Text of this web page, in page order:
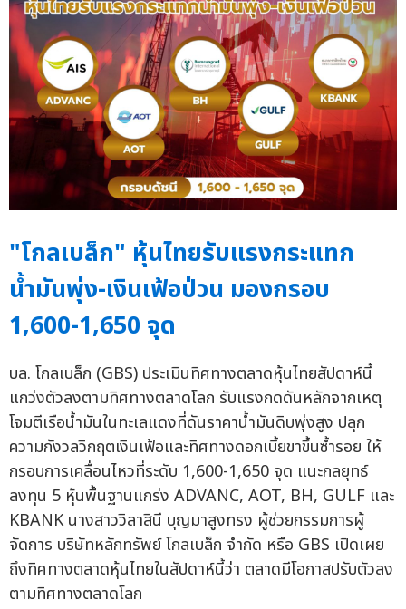
"โกลเบล็ก" หุ้นไทยรับแรงกระแทก
น้ำมันพุ่ง-เงินเฟ้อป่วน มองกรอบ
1,600-1,650 จุด
บล. โกลเบล็ก (GBS) ประเมินทิศทางตลาดหุ้นไทยสัปดาห์นี้
แกว่งตัวลงตามทิศทางตลาดโลก รับแรงกดดันหลักจากเหตุ
โจมตีเรือน้ำมันในทะเลแดงที่ดันราคาน้ำมันดิบพุ่งสูง ปลุก
ความกังวลวิกฤตเงินเฟ้อและทิศทางดอกเบี้ยขาขึ้นซ้ำรอย ให้
กรอบการเคลื่อนไหวที่ระดับ 1,600-1,650 จุด แนะกลยุทธ์
ลงทุน 5 หุ้นพื้นฐานแกร่ง ADVANC, AOT, BH, GULF และ
KBANK นางสาววิลาสินี บุญมาสูงทรง ผู้ช่วยกรรมการผู้
จัดการ บริษัทหลักทรัพย์ โกลเบล็ก จำกัด หรือ GBS เปิดเผย
ถึงทิศทางตลาดหุ้นไทยในสัปดาห์นี้ว่า ตลาดมีโอกาสปรับตัวลง
ตามทิศทางตลาดโลก